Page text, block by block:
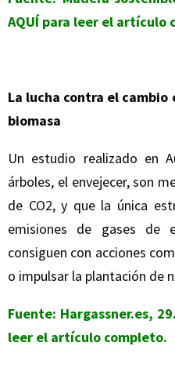
AQUÍpara leer el artículo
La lucha contra el
biomasa
Un estudio realizado en
árboles, el envejecer, son
de CO2, y que la única
emisiones de gases de
consiguen con acciones
o impulsar la plantación de
Fuente: Hargassner.es,
leer el artículo completo.